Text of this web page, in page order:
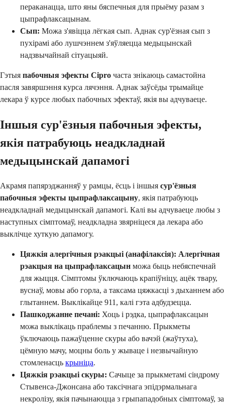
пераканацца, што яны бяспечныя для прыёму разам з
цыпрафлаксацынам.
Сып: Можа з'явіцца лёгкая сып. Аднак сур'ёзная сып з
пухірамі або лушчэннем з'яўляецца медыцынскай
надзвычайнай сітуацыяй.
Гэтыя пабочныя эфекты Cipro часта знікаюць самастойна
пасля завяршэння курса лячэння. Аднак заўсёды трымайце
лекара ў курсе любых пабочных эфектаў, якія вы адчуваеце.
Іншыя сур'ёзныя пабочныя эфекты,
якія патрабуюць неадкладнай
медыцынскай дапамогі
Акрамя папярэджанняў у рамцы, ёсць і іншыя сур'ёзныя
пабочныя эфекты цыпрафлаксацыну, якія патрабуюць
неадкладнай медыцынскай дапамогі. Калі вы адчуваеце любы з
наступных сімптомаў, неадкладна звярніцеся да лекара або
выклічце хуткую дапамогу.
Цяжкія алергічныя рэакцыі (анафілаксія): Алергічная
рэакцыя на цыпрафлаксацын можа быць небяспечнай
для жыцця. Сімптомы ўключаюць крапіўніцу, ацёк твару,
вуснаў, мовы або горла, а таксама цяжкасці з дыханнем або
глытаннем. Выклікайце 911, калі гэта адбудзецца.
Пашкоджанне печані: Хоць і рэдка, цыпрафлаксацын
можа выклікаць праблемы з печанню. Прыкметы
ўключаюць пажаўценне скуры або вачэй (жаўтуха),
цёмную мачу, моцны боль у жываце і незвычайную
стомленасць крыніца.
Цяжкія рэакцыі скуры: Сачыце за прыкметамі сіндрому
Стывенса-Джонсана або таксічнага эпідэрмальнага
некролізу, якія пачынаюцца з грыпападобных сімптомаў, за